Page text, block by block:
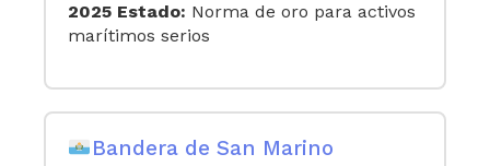
2025 Estado: Norma de oro para activos
marítimos serios
Bandera de San Marino